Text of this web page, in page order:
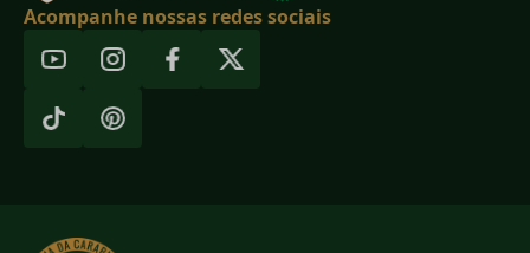
Acompanhe nossas redes sociais